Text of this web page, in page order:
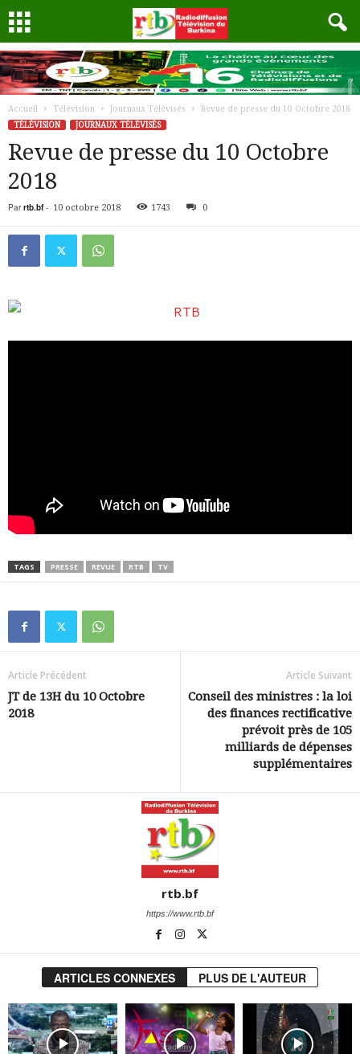
Accueil Télévision Journaux Télévisés
Revue de presse du 10 Octobre 2018
TÉLÉVISION
JOURNAUX TÉLÉVISÉS
Revue de presse du 10 Octobre
2018
Par rtb.bf- 10 octobre 2018 1743 0
TAGS PRESSE REVUE RTB TV
Article Précédent
JT de 13H du 10 Octobre
2018
Article Suivant
Conseil des ministres : la loi
des finances rectificative
prévoit près de 105
milliards de dépenses
supplémentaires
rtb.bf
https://www.rtb.bf
ARTICLES CONNEXES PLUS DE L'AUTEUR